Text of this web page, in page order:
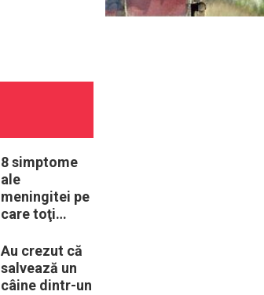
8 simptome
ale
meningitei pe
care toţi
trebui să le
cunoască
Au crezut că
salvează un
câine dintr-un